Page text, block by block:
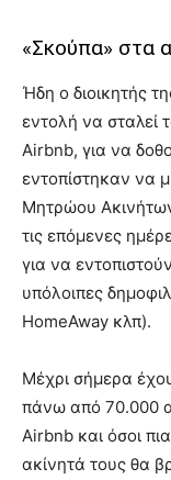
«Σκούπα» στα
Ήδη ο διοικητής
εντολή να σταλεί
Airbnb, για να
εντοπίστηκαν να
Μητρώου
τις επόμενες
για να
υπόλοιπες
HomeAway κλπ).
Μέχρι σήμερα
πάνω από 70.000
Airbnb και όσοι
ακίνητά τους θα